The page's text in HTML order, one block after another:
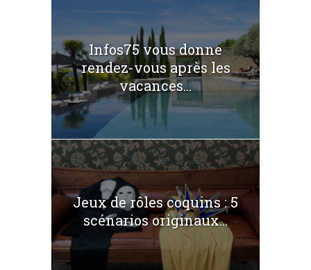
Infos75 vous donne
rendez-vous après les
vacances...
Jeux de rôles coquins : 5
scénarios originaux...